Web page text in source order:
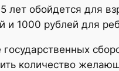
лет обойдется для
и 1000 рублей для
количество